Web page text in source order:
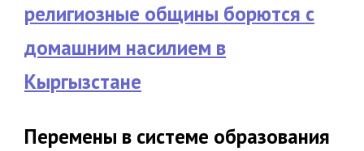
религиозные общины борются с
домашним насилием в
Кыргызстане
Перемены в системе образования